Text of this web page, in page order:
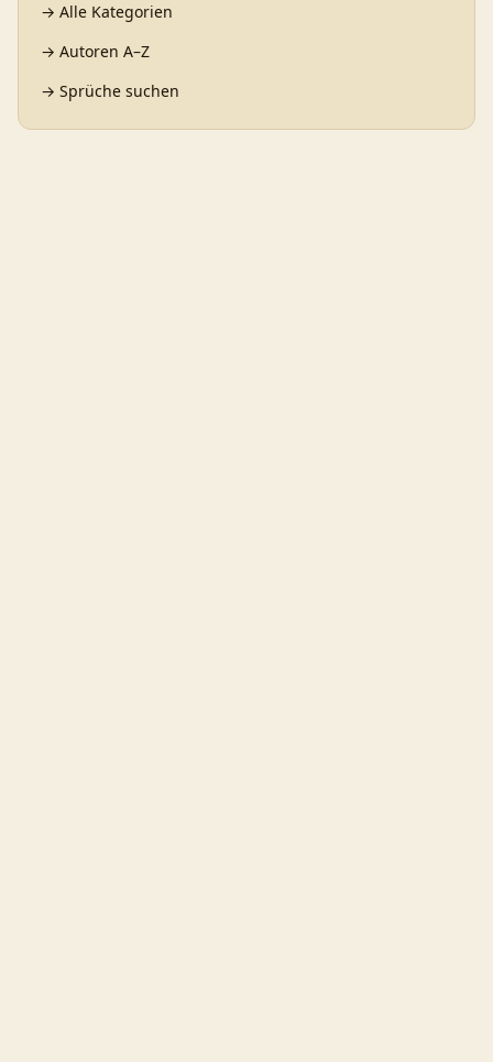
→ Alle Kategorien
→ Autoren A–Z
→ Sprüche suchen